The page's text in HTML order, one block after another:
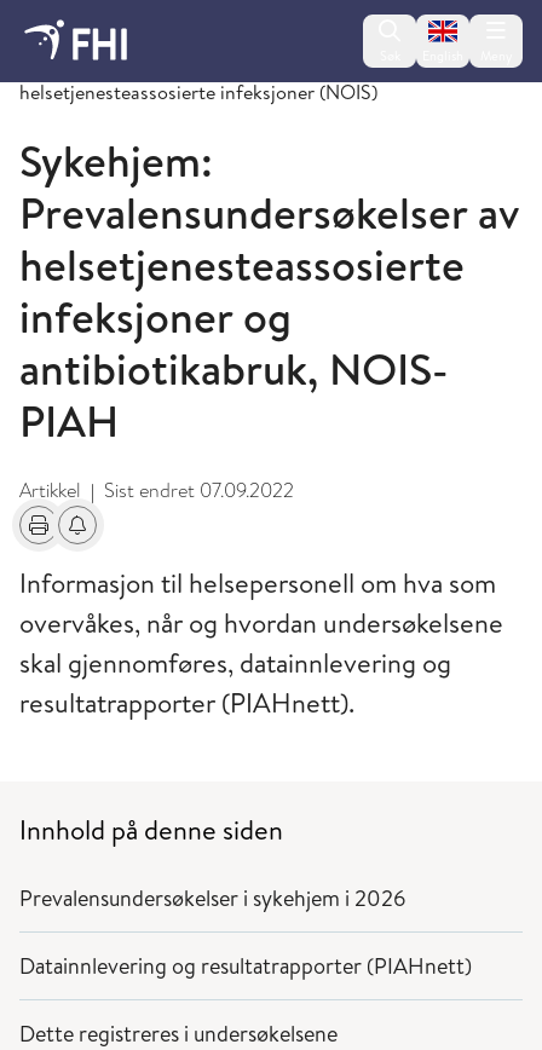
Change
Norsk overvåkingssystem for antibiotikabruk og
helsetjenesteassosierte infeksjoner (NOIS)
Sykehjem:
Prevalensundersøkelser av
helsetjenesteassosierte
infeksjoner og
antibiotikabruk, NOIS-
PIAH
Artikkel | Sist endret 07.09.2022
Skriv utFå varsel om endringer
Informasjon til helsepersonell om hva som
overvåkes, når og hvordan undersøkelsene
skal gjennomføres, datainnlevering og
resultatrapporter (PIAHnett).
Innhold på denne siden
Prevalensundersøkelser i sykehjem i 2026
Datainnlevering og resultatrapporter (PIAHnett)
Dette registreres i undersøkelsene